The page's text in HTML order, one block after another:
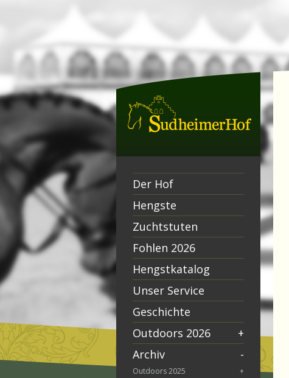
Der Hof
Hengste
Zuchtstuten
Fohlen 2026
Hengstkatalog
Unser Service
Geschichte
Outdoors 2026
+
Archiv
-
Outdoors 2025
+